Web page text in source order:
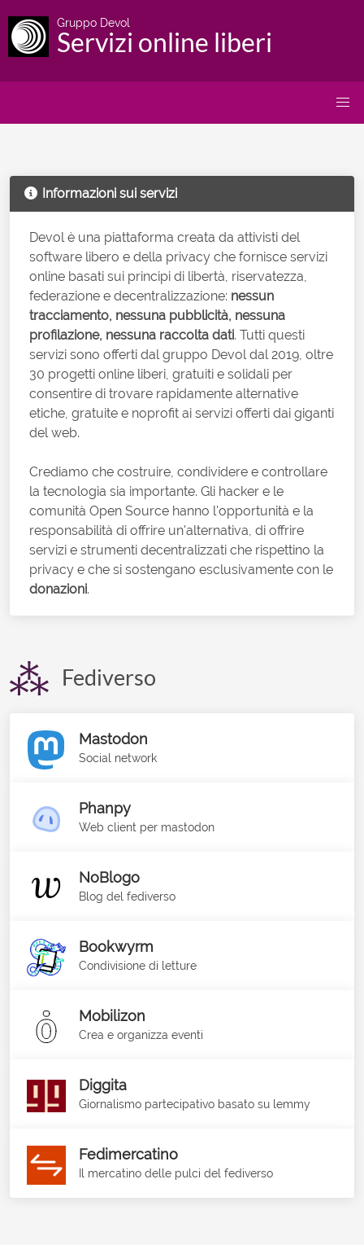
Gruppo Devol
Servizi online liberi
Informazioni sui servizi
Devol è una piattaforma creata da attivisti del
software libero e della privacy che fornisce servizi
online basati sui principi di libertà, riservatezza,
federazione e decentralizzazione: nessun
tracciamento, nessuna pubblicità, nessuna
profilazione, nessuna raccolta dati. Tutti questi
servizi sono offerti dal gruppo Devol dal 2019, oltre
30 progetti online liberi, gratuiti e solidali per
consentire di trovare rapidamente alternative
etiche, gratuite e noprofit ai servizi offerti dai giganti
del web.
Crediamo che costruire, condividere e controllare
la tecnologia sia importante. Gli hacker e le
comunità Open Source hanno l'opportunità e la
responsabilità di offrire un'alternativa, di offrire
servizi e strumenti decentralizzati che rispettino la
privacy e che si sostengano esclusivamente con le
donazioni.
Fediverso
Mastodon
Social network
Phanpy
Web client per mastodon
NoBlogo
Blog del fediverso
Bookwyrm
Condivisione di letture
Mobilizon
Crea e organizza eventi
Diggita
Giornalismo partecipativo basato su lemmy
Fedimercatino
Il mercatino delle pulci del fediverso